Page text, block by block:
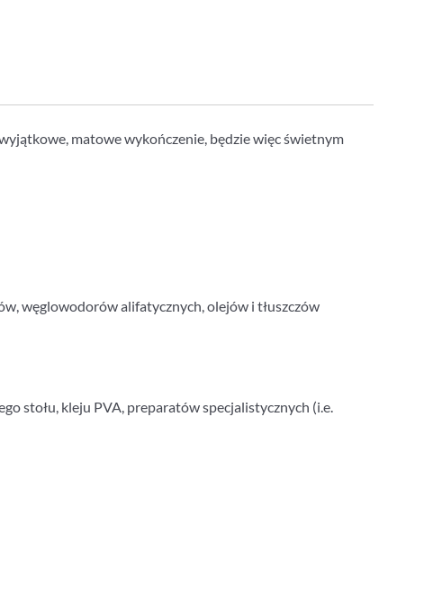
matowe wykończenie, będzie więc świetnym
węglowodorów alifatycznych, olejów i tłuszczów
stołu, kleju PVA, preparatów specjalistycznych (i.e.